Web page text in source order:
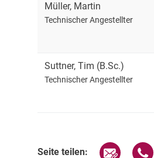
Müller, Martin
Technischer Angestellter
Suttner,Tim (B.Sc.)
Technischer Angestellter
Seite teilen: Seite